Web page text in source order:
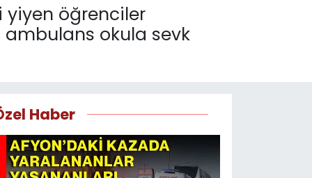
yiyen öğrenciler
ambulans okula sevk
Haber